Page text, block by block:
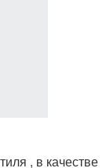
, в качестве